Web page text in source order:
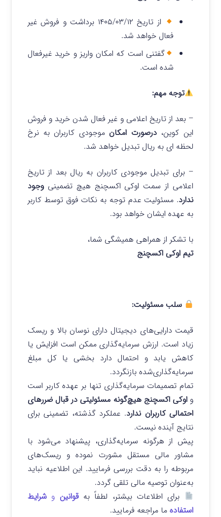
از تاریخ ۱۴۰۵/۰۳/۱۲ برداشت و فروش غیر
فعال خواهد شد.
گفتنی است که امکان واریز و خرید غیرفعال
شده است.
توجه مهم:
– بعد از تاریخ اعلامی و غیر فعال شدن خرید و فروش
این کوین،درصورت امکانموجودی کاربران به نرخ
لحظه ای به ریال تبدیل خواهد شد.
– برای تبدیل موجودی کاربران به ریال بعد از تاریخ
اعلامی از سمت اوکی اکسچنج هیچ تضمینیوجود
ندارد. مسئولیت عدم توجه به نکات فوق توسط کاربر
به عهده ایشان خواهد بود.
با تشکر از همراهی همیشگی شما،
تیم اوکی اکسچنج
سلب مسئولیت:
قیمت دارایی‌های دیجیتال دارای نوسان بالا و ریسک
زیاد است. ارزش سرمایه‌گذاری ممکن است افزایش یا
کاهش یابد و احتمال دارد بخشی یا کل مبلغ
سرمایه‌گذاری‌شده بازنگردد.
تمام تصمیمات سرمایه‌گذاری تنها بر عهده کاربر است
واوکی اکسچنج هیچ‌گونه مسئولیتی در قبال ضررهای
احتمالی کاربران ندارد. عملکرد گذشته، تضمینی برای
نتایج آینده نیست.
پیش از هرگونه سرمایه‌گذاری، پیشنهاد می‌شود با
مشاور مالی مستقل مشورت نموده و ریسک‌های
مربوطه را به دقت بررسی فرمایید. این اطلاعیه نباید
به‌عنوان توصیه مالی تلقی گردد.
برای اطلاعات بیشتر، لطفاً بهقوانین و شرایط
استفاده ما مراجعه فرمایید.